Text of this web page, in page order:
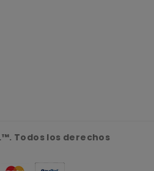
Todos los derechos